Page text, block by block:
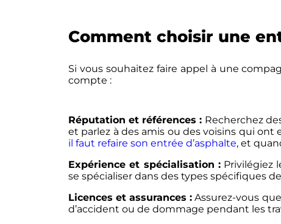
Comment choisir une
Si vous souhaitez faire appel à une
compte :
Réputation et références : Recherchez
et parlez à des amis ou des voisins qui ont
il faut refaire son entrée d’asphalte, et
Expérience et spécialisation :Privilégiez
se spécialiser dans des types spécifiques
Licences et assurances : Assurez-vous
d’accident ou de dommage pendant les